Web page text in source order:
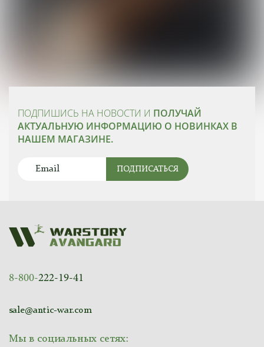
ПОДПИШИСЬ НА НОВОСТИ И ПОЛУЧАЙ
АКТУАЛЬНУЮ ИНФОРМАЦИЮ О НОВИНКАХ В
НАШЕМ МАГАЗИНЕ.
ПОДПИСАТЬСЯ
8-800-222-19-41
sale@antic-war.com
Мы в социальных сетях: